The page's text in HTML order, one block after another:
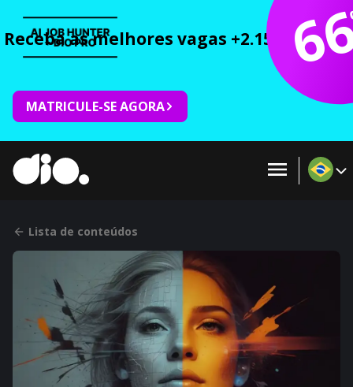
Receba as melhores vagas +2.150 cursos
MATRICULE-SE AGORA
Lista de conteúdos